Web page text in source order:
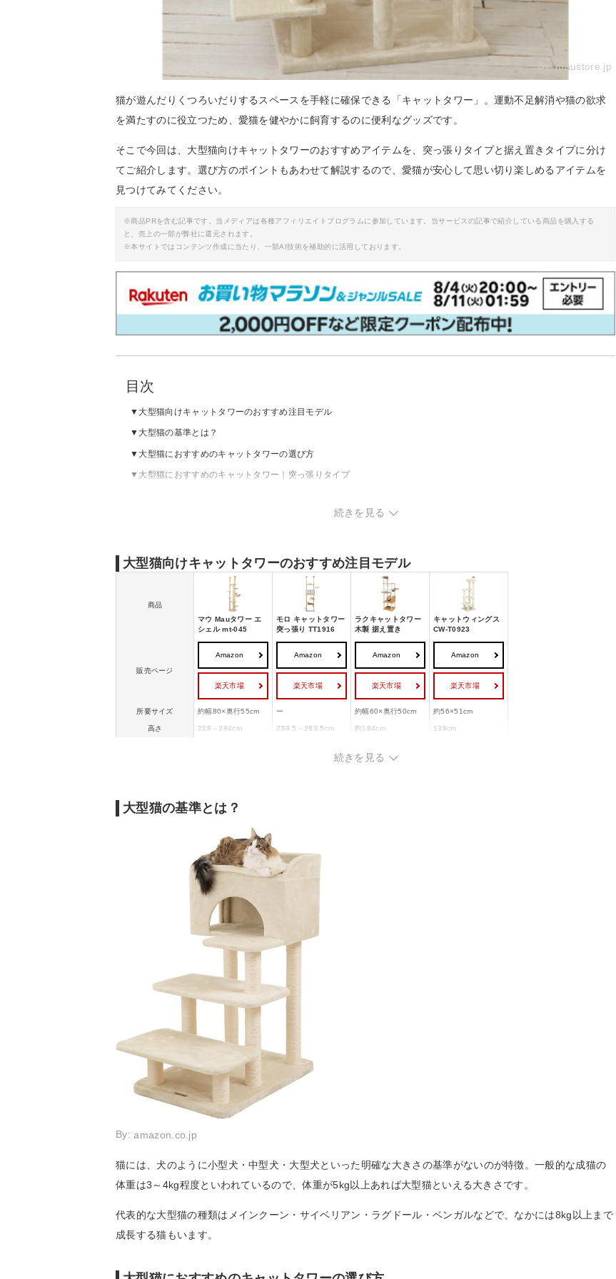
By:maustore.jp
猫が遊んだりくつろいだりするスペースを手軽に確保できる「キャットタワー」。運動不足解消や猫の欲求
を満たすのに役立つため、愛猫を健やかに飼育するのに便利なグッズです。
そこで今回は、大型猫向けキャットタワーのおすすめアイテムを、突っ張りタイプと据え置きタイプに分け
てご紹介します。選び方のポイントもあわせて解説するので、愛猫が安心して思い切り楽しめるアイテムを
見つけてみてください。
※商品PRを含む記事です。当メディアは各種アフィリエイトプログラムに参加しています。当サービスの記事で紹介している商品を購入する
と、売上の一部が弊社に還元されます。
※本サイトではコンテンツ作成に当たり、一部AI技術を補助的に活用しております。
目次
大型猫向けキャットタワーのおすすめ注目モデル
大型猫の基準とは？
大型猫におすすめのキャットタワーの選び方
大型猫におすすめのキャットタワー｜突っ張りタイプ
続きを見る
大型猫向けキャットタワーのおすすめ注目モデル
商品
マウ Mauタワー エ
シェル mt-045
モロ キャットタワー
突っ張り TT1916
ラクキャットタワー
木製 据え置き
キャットウィングス
CW-T0923
販売ページ
Amazon
楽天市場
Amazon
楽天市場
Amazon
楽天市場
Amazon
楽天市場
所要サイズ 約幅80×奥行55cm ー 約幅60×奥行50cm 約56×51cm
高さ 228～284cm 238.5～263.5cm 約184cm 139cm
続きを見る
大型猫の基準とは？
By:amazon.co.jp
猫には、犬のように小型犬・中型犬・大型犬といった明確な大きさの基準がないのが特徴。一般的な成猫の
体重は3～4kg程度といわれているので、体重が5kg以上あれば大型猫といえる大きさです。
代表的な大型猫の種類はメインクーン・サイベリアン・ラグドール・ベンガルなどで、なかには8kg以上まで
成長する猫もいます。